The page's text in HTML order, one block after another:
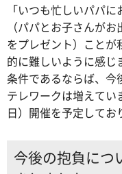
「いつも忙しいパパ
（パパとお子さんが
をプレゼント）こと
的に難しいように感
条件であるならば、今
テレワークは増えて
日）開催を予定してお
今後の抱負につ